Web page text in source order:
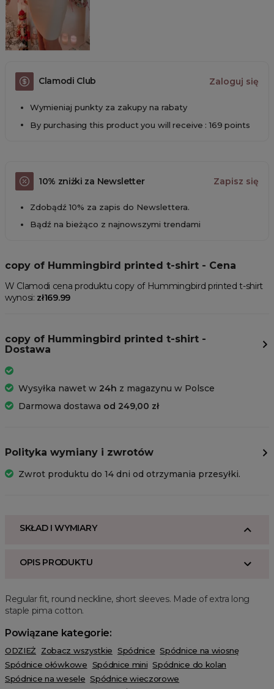
Clamodi Club Zaloguj się
Wymieniaj punkty za zakupy na rabaty
By purchasing this product you will receive : 169 points
10% zniżki za Newsletter Zapisz się
Zdobądź 10% za zapis do Newslettera.
Bądź na bieżąco z najnowszymi trendami
copy of Hummingbird printed t-shirt - Cena
W Clamodi cena produktu copy of Hummingbird printed t-shirt
wynosi: zł169.99
copy of Hummingbird printed t-shirt -
Dostawa
Wysyłka nawet w 24h z magazynu w Polsce
Darmowa dostawa od 249,00 zł
Polityka wymiany i zwrotów
Zwrot produktu do 14 dni od otrzymania przesyłki.
SKŁAD I WYMIARY
OPIS PRODUKTU
Regular fit, round neckline, short sleeves. Made of extra long
staple pima cotton.
Powiązane kategorie:
ODZIEŻ Zobacz wszystkie Spódnice Spódnice na wiosnę
Spódnice ołówkowe Spódnice mini Spódnice do kolan
Spódnice na wesele Spódnice wieczorowe